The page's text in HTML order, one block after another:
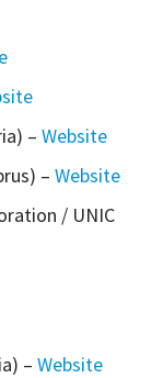
– Website
– Website
/ UNIC
– Website